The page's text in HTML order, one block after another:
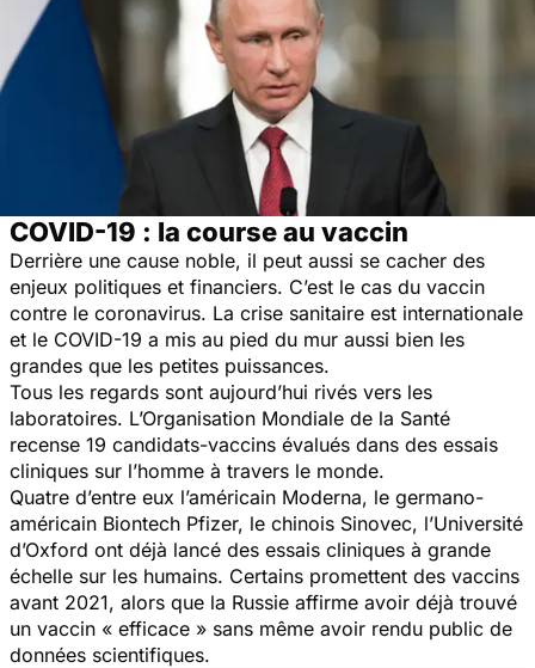
COVID-19 : la course au vaccin
Derrière une cause noble, il peut aussi se cacher des
enjeux politiques et financiers. C’est le cas du vaccin
contre le coronavirus. La crise sanitaire est internationale
et le COVID-19 a mis au pied du mur aussi bien les
grandes que les petites puissances.
Tous les regards sont aujourd’hui rivés vers les
laboratoires. L’Organisation Mondiale de la Santé
recense 19 candidats-vaccins évalués dans des essais
cliniques sur l’homme à travers le monde.
Quatre d’entre eux l’américain Moderna, le germano-
américain Biontech Pfizer, le chinois Sinovec, l’Université
d’Oxford ont déjà lancé des essais cliniques à grande
échelle sur les humains. Certains promettent des vaccins
avant 2021, alors que la Russie affirme avoir déjà trouvé
un vaccin « efficace » sans même avoir rendu public de
données scientifiques.